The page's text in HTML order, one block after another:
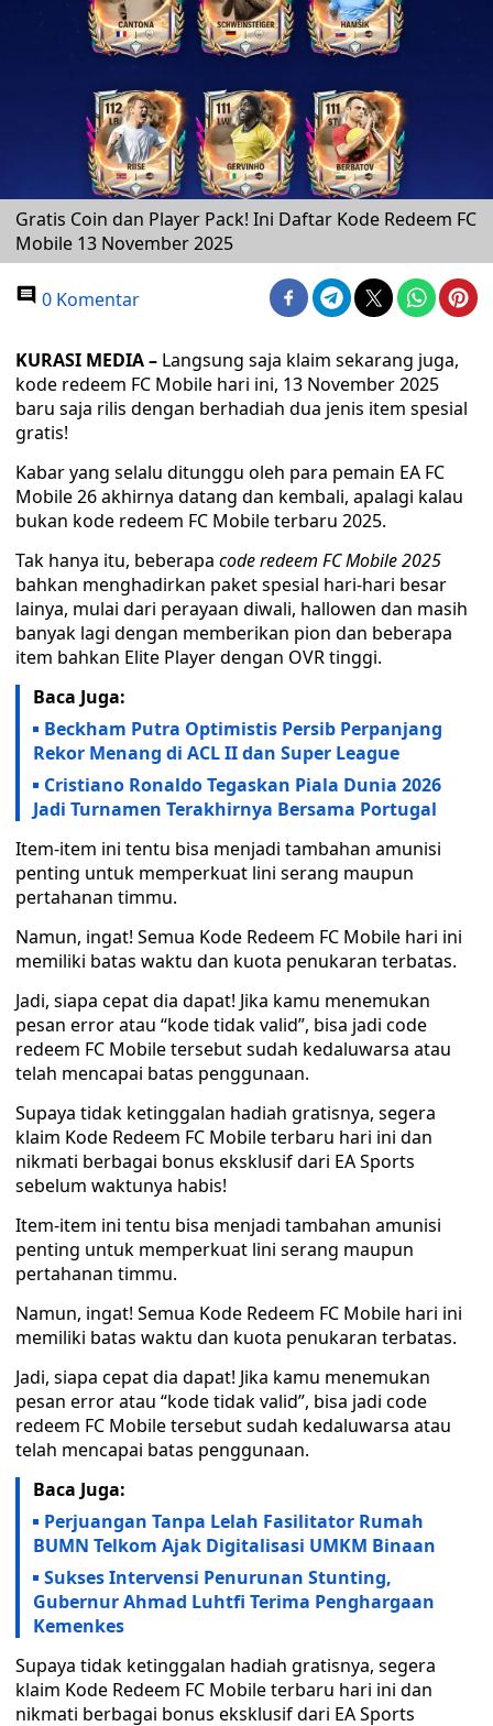
Gratis Coin dan Player Pack! Ini Daftar Kode Redeem FC
Mobile 13 November 2025
0 Komentar
KURASI MEDIA – Langsung saja klaim sekarang juga,
kode redeem FC Mobile hari ini, 13 November 2025
baru saja rilis dengan berhadiah dua jenis item spesial
gratis!
Kabar yang selalu ditunggu oleh para pemain EA FC
Mobile 26 akhirnya datang dan kembali, apalagi kalau
bukan kode redeem FC Mobile terbaru 2025.
Tak hanya itu, beberapa code redeem FC Mobile 2025
bahkan menghadirkan paket spesial hari-hari besar
lainya, mulai dari perayaan diwali, hallowen dan masih
banyak lagi dengan memberikan pion dan beberapa
item bahkan Elite Player dengan OVR tinggi.
Baca Juga:
Beckham Putra Optimistis Persib Perpanjang
Rekor Menang di ACL II dan Super League
Cristiano Ronaldo Tegaskan Piala Dunia 2026
Jadi Turnamen Terakhirnya Bersama Portugal
Item-item ini tentu bisa menjadi tambahan amunisi
penting untuk memperkuat lini serang maupun
pertahanan timmu.
Namun, ingat! Semua Kode Redeem FC Mobile hari ini
memiliki batas waktu dan kuota penukaran terbatas.
Jadi, siapa cepat dia dapat! Jika kamu menemukan
pesan error atau “kode tidak valid”, bisa jadi code
redeem FC Mobile tersebut sudah kedaluwarsa atau
telah mencapai batas penggunaan.
Supaya tidak ketinggalan hadiah gratisnya, segera
klaim Kode Redeem FC Mobile terbaru hari ini dan
nikmati berbagai bonus eksklusif dari EA Sports
sebelum waktunya habis!
Item-item ini tentu bisa menjadi tambahan amunisi
penting untuk memperkuat lini serang maupun
pertahanan timmu.
Namun, ingat! Semua Kode Redeem FC Mobile hari ini
memiliki batas waktu dan kuota penukaran terbatas.
Jadi, siapa cepat dia dapat! Jika kamu menemukan
pesan error atau “kode tidak valid”, bisa jadi code
redeem FC Mobile tersebut sudah kedaluwarsa atau
telah mencapai batas penggunaan.
Baca Juga:
Perjuangan Tanpa Lelah Fasilitator Rumah
BUMN Telkom Ajak Digitalisasi UMKM Binaan
Sukses Intervensi Penurunan Stunting,
Gubernur Ahmad Luhtfi Terima Penghargaan
Kemenkes
Supaya tidak ketinggalan hadiah gratisnya, segera
klaim Kode Redeem FC Mobile terbaru hari ini dan
nikmati berbagai bonus eksklusif dari EA Sports